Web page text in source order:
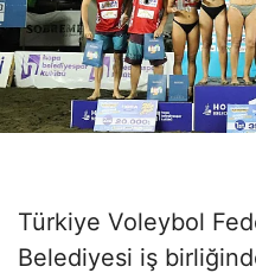
Türkiye Voleybol
Belediyesi iş